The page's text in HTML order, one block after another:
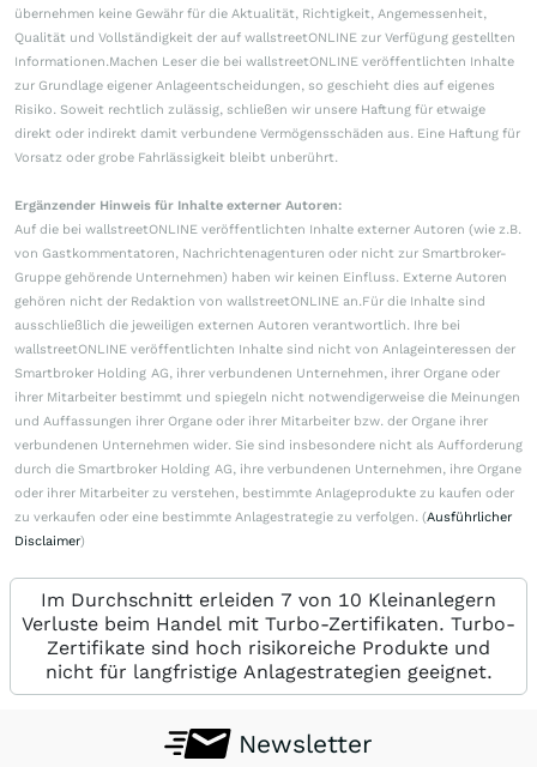
übernehmen keine Gewähr für die Aktualität, Richtigkeit, Angemessenheit,
Qualität und Vollständigkeit der auf wallstreetONLINE zur Verfügung gestellten
Informationen.Machen Leser die bei wallstreetONLINE veröffentlichten Inhalte
zur Grundlage eigener Anlageentscheidungen, so geschieht dies auf eigenes
Risiko. Soweit rechtlich zulässig, schließen wir unsere Haftung für etwaige
direkt oder indirekt damit verbundene Vermögensschäden aus. Eine Haftung für
Vorsatz oder grobe Fahrlässigkeit bleibt unberührt.
Ergänzender Hinweis für Inhalte externer Autoren:
Auf die bei wallstreetONLINE veröffentlichten Inhalte externer Autoren (wie z.B.
von Gastkommentatoren, Nachrichtenagenturen oder nicht zur Smartbroker-
Gruppe gehörende Unternehmen) haben wir keinen Einfluss. Externe Autoren
gehören nicht der Redaktion von wallstreetONLINE an.Für die Inhalte sind
ausschließlich die jeweiligen externen Autoren verantwortlich. Ihre bei
wallstreetONLINE veröffentlichten Inhalte sind nicht von Anlageinteressen der
Smartbroker Holding AG, ihrer verbundenen Unternehmen, ihrer Organe oder
ihrer Mitarbeiter bestimmt und spiegeln nicht notwendigerweise die Meinungen
und Auffassungen ihrer Organe oder ihrer Mitarbeiter bzw. der Organe ihrer
verbundenen Unternehmen wider. Sie sind insbesondere nicht als Aufforderung
durch die Smartbroker Holding AG, ihre verbundenen Unternehmen, ihre Organe
oder ihrer Mitarbeiter zu verstehen, bestimmte Anlageprodukte zu kaufen oder
zu verkaufen oder eine bestimmte Anlagestrategie zu verfolgen. (Ausführlicher
Disclaimer)
Im Durchschnitt erleiden 7 von 10 Kleinanlegern
Verluste beim Handel mit Turbo-Zertifikaten. Turbo-
Zertifikate sind hoch risikoreiche Produkte und
nicht für langfristige Anlagestrategien geeignet.
Newsletter